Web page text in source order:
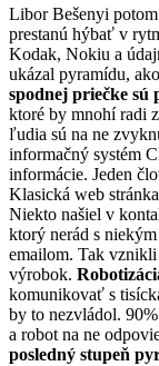
Libor Bešenyi
prestanú hýbať v
Kodak, Nokiu a
ukázal pyramídu,
spodnej priečke sú
ktoré by mnohí radi
ľudia sú na ne
informačný systém
informácie. Jeden
Klasická web
Niekto našiel v
ktorý nerád s
emailom. Tak
výrobok.
komunikovať s
by to nezvládol.
a robot na ne
posledný stupeň